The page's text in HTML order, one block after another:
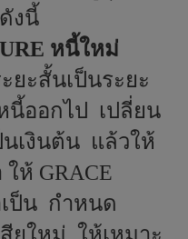
งนี้
หนี้ใหม่
ยะสั้นเป็นระยะ
นี้ออกไป
เปลี่ยน
นเงินต้น แล้วให้
ให้ GRACE
ป็น กำหนด